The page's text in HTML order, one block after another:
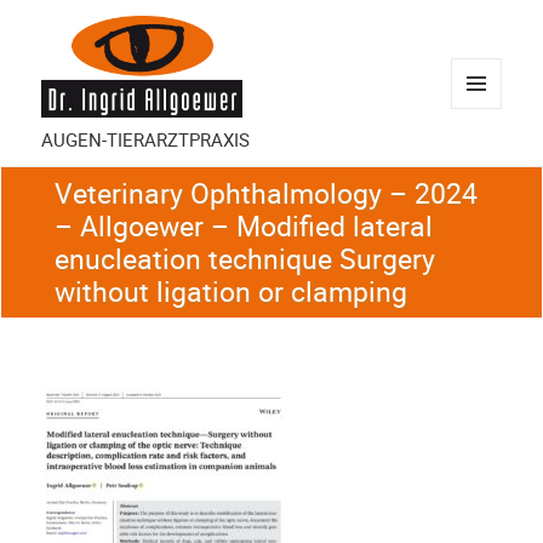
AUGEN-TIERARZTPRAXIS
WIDGETS
Veterinary Ophthalmology – 2024
– Allgoewer – Modified lateral
enucleation technique Surgery
without ligation or clamping